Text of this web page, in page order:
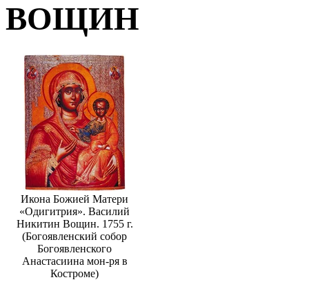
ВОЩИН
Икона Божией Матери
«Одигитрия». Василий
Никитин Вощин. 1755 г.
(Богоявленский собор
Богоявленского
Анастасиина мон-ря в
Костроме)